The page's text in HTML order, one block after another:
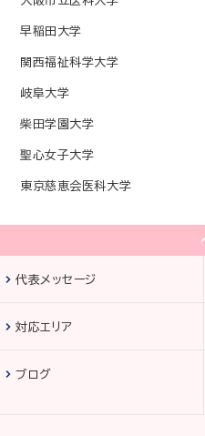
早稲田大学
関西福祉科学大学
岐阜大学
柴田学園大学
聖心女子大学
東京慈恵会医科大学
代表メッセージ
対応エリア
ブログ